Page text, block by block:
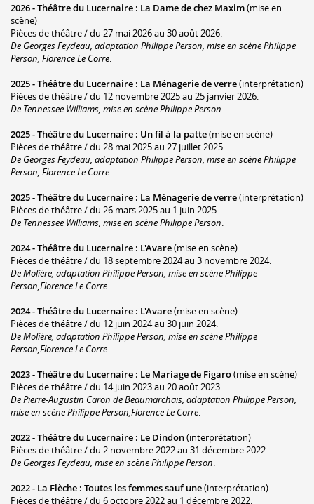
2026 -Théâtre du Lucernaire : La Dame de chez Maxim(mise en
scène)
Pièces de théâtre / du 27 mai 2026 au 30 août 2026.
De Georges Feydeau, adaptation Philippe Person, mise en scène Philippe
Person, Florence Le Corre
2025 -Théâtre du Lucernaire : La Ménagerie de verre(interprétation)
Pièces de théâtre / du 12 novembre 2025 au 25 janvier 2026.
De Tennessee Williams, mise en scène Philippe Person
2025 -Théâtre du Lucernaire : Un fil à la patte(mise en scène)
Pièces de théâtre / du 28 mai 2025 au 27 juillet 2025.
De Georges Feydeau, adaptation Philippe Person, mise en scène Philippe
Person, Florence Le Corre
2025 -Théâtre du Lucernaire : La Ménagerie de verre(interprétation)
Pièces de théâtre / du 26 mars 2025 au 1 juin 2025.
De Tennessee Williams, mise en scène Philippe Person
2024 -Théâtre du Lucernaire : L'Avare(mise en scène)
Pièces de théâtre / du 18 septembre 2024 au 3 novembre 2024.
De Molière, adaptation Philippe Person, mise en scène Philippe
Person,Florence Le Corre
2024 -Théâtre du Lucernaire : L'Avare(mise en scène)
Pièces de théâtre / du 12 juin 2024 au 30 juin 2024.
De Molière, adaptation Philippe Person, mise en scène Philippe
Person,Florence Le Corre
2023 -Théâtre du Lucernaire : Le Mariage de Figaro(mise en scène)
Pièces de théâtre / du 14 juin 2023 au 20 août 2023.
De Pierre-Augustin Caron de Beaumarchais, adaptation Philippe Person,
mise en scène Philippe Person,Florence Le Corre
2022 -Théâtre du Lucernaire : Le Dindon(interprétation)
Pièces de théâtre / du 2 novembre 2022 au 31 décembre 2022.
De Georges Feydeau, mise en scène Philippe Person
2022 - La Flèche : Toutes les femmes sauf une(interprétation)
Pièces de théâtre / du 6 octobre 2022 au 1 décembre 2022.